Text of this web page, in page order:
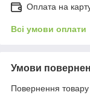
Оплата на
Всі умови оплати
Умови
Повернення